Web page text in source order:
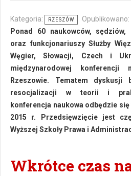
Kategoria: RZESZÓW
Ponad 60 naukowców,
oraz funkcjonariuszy Służby
Węgier, Słowacji, Czech i
międzynarodowej
Rzeszowie. Tematem dyskusji
resocjalizacji w teorii i
konferencja naukowa odbędzie się
2015 r. Przedsięwzięcie jest
Wyższej Szkoły Prawa i
Wkrótce czas